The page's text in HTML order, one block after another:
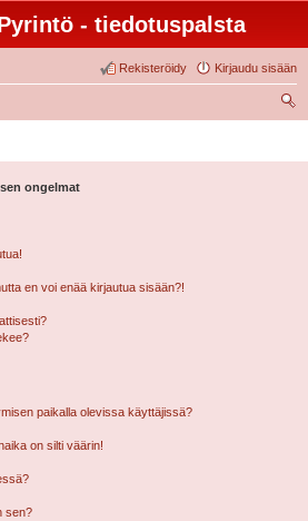
- tiedotuspalsta
Kirjaudu sisään
Rekisteröidy
ongelmat
en voi enää kirjautua sisään?!
paikalla olevissa käyttäjissä?
on silti väärin!
sen?